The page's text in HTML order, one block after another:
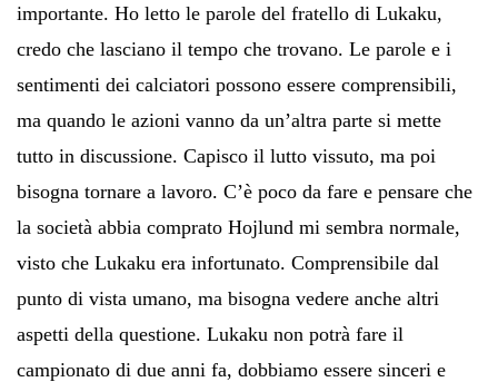
importante. Ho letto le parole del fratello di Lukaku,
credo che lasciano il tempo che trovano. Le parole e i
sentimenti dei calciatori possono essere comprensibili,
ma quando le azioni vanno da un’altra parte si mette
tutto in discussione. Capisco il lutto vissuto, ma poi
bisogna tornare a lavoro. C’è poco da fare e pensare che
la società abbia comprato Hojlund mi sembra normale,
visto che Lukaku era infortunato. Comprensibile dal
punto di vista umano, ma bisogna vedere anche altri
aspetti della questione. Lukaku non potrà fare il
campionato di due anni fa, dobbiamo essere sinceri e